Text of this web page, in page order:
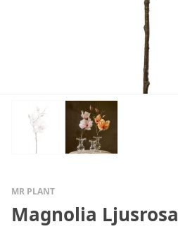
MR PLANT
Magnolia Ljusrosa